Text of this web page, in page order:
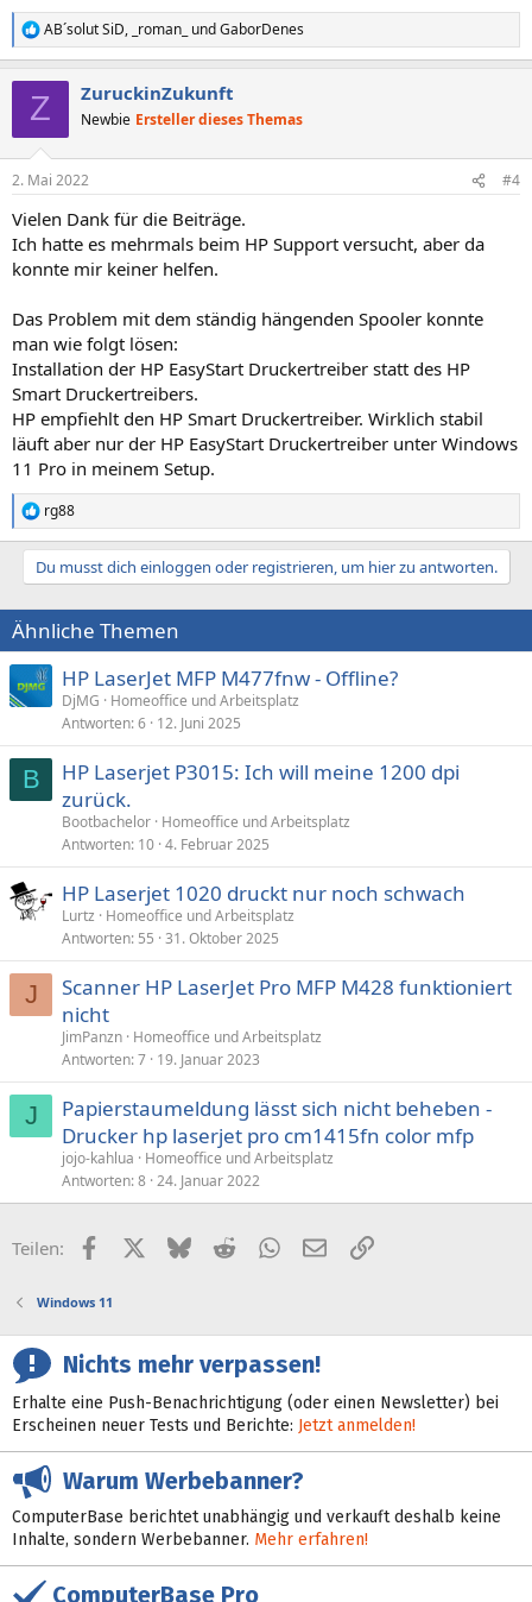
R
e
e
:
AB´solut SiD, _roman_ undGaborDenes
Z ZuruckinZukunft
Newbie Ersteller dieses Themas
2. Mai 2022 #4
Vielen Dank für die Beiträge.
Ich hatte es mehrmals beim HP Support versucht, aber da
konnte mir keiner helfen.
Das Problem mit dem ständig hängenden Spooler konnte
man wie folgt lösen:
Installation der HP EasyStart Druckertreiber statt des HP
Smart Druckertreibers.
HP empfiehlt den HP Smart Druckertreiber. Wirklich stabil
läuft aber nur der HP EasyStart Druckertreiber unter Windows
11 Pro in meinem Setup.
R
e
a
i
o
n
e
n
:
rg88
Du musst dich einloggen oder registrieren, um hier zu antworten.
Ähnliche Themen
HP LaserJet MFP M477fnw - Offline?
DjMG
Homeoffice und Arbeitsplatz
Antworten 6 12. Juni 2025
B
HP Laserjet P3015: Ich will meine 1200 dpi
zurück.
Bootbachelor Homeoffice und Arbeitsplatz
Antworten 10 4. Februar 2025
HP Laserjet 1020 druckt nur noch schwach
Lurtz
Homeoffice und Arbeitsplatz
Antworten 55 31. Oktober 2025
J
Scanner HP LaserJet Pro MFP M428 funktioniert
nicht
JimPanzn Homeoffice und Arbeitsplatz
Antworten 7 19. Januar 2023
J
Papierstaumeldung lässt sich nicht beheben -
Drucker hp laserjet pro cm1415fn color mfp
jojo-kahlua
Homeoffice und Arbeitsplatz
Antworten 8 24. Januar 2022
Teilen: FacebookX (Twitter)
BlueskyRedditWhatsApp
E-MailLink
Windows 11
Nichts mehr verpassen!
Erhalte eine Push-Benachrichtigung (oder einen Newsletter) bei
Erscheinen neuer Tests und Berichte: Jetzt anmelden!
Warum Werbebanner?
ComputerBase berichtet unabhängig und verkauft deshalb keine
Inhalte, sondern Werbebanner. Mehr erfahren!
ComputerBase Pro